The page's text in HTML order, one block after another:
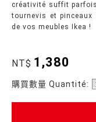
créativité suffit
tournevis et
de vos meubles Ikea !
NT$ 1,380
購買數量 Quantité: